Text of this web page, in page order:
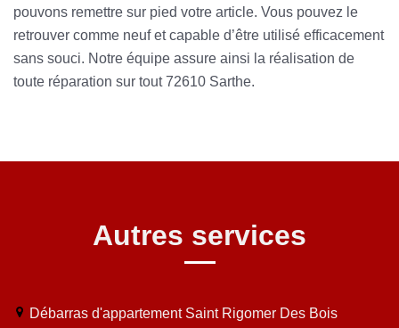
pouvons remettre sur pied votre article. Vous pouvez le
retrouver comme neuf et capable d’être utilisé efficacement
sans souci. Notre équipe assure ainsi la réalisation de
toute réparation sur tout 72610 Sarthe.
Autres services
Débarras d'appartement Saint Rigomer Des Bois